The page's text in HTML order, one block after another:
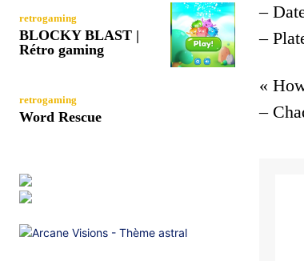
retrogaming
BLOCKY BLAST |
Rétro gaming
retrogaming
Word Rescue
–
–
«
–